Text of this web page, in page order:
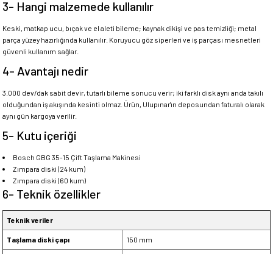
3- Hangi malzemede kullanılır
Keski, matkap ucu, bıçak ve el aleti bileme; kaynak dikişi ve pas temizliği; metal
parça yüzey hazırlığında kullanılır. Koruyucu göz siperleri ve iş parçası mesnetleri
güvenli kullanım sağlar.
4- Avantajı nedir
3.000 dev/dak sabit devir, tutarlı bileme sonucu verir; iki farklı disk aynı anda takılı
olduğundan iş akışında kesinti olmaz. Ürün, Ulupınar'ın deposundan faturalı olarak
aynı gün kargoya verilir.
5- Kutu içeriği
Bosch GBG 35-15 Çift Taşlama Makinesi
Zımpara diski (24 kum)
Zımpara diski (60 kum)
6- Teknik özellikler
Teknik veriler
Taşlama diski çapı 150 mm